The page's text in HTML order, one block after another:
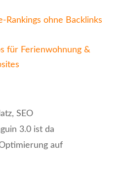
Rankings ohne Backlinks
für Ferienwohnung &
, SEO
3.0 ist da
auf